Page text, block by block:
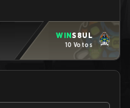
WINS8UL
10 Votos